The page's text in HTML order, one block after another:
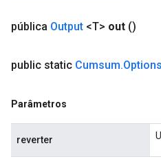
pública Output <T> out ()
public static Cumsum.Options
Parâmetros
reverter